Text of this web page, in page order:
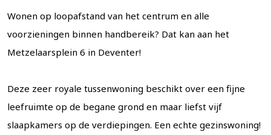
Wonen op loopafstand van het centrum en alle
voorzieningen binnen handbereik? Dat kan aan het
Metzelaarsplein 6 in Deventer!
Deze zeer royale tussenwoning beschikt over een fijne
leefruimte op de begane grond en maar liefst vijf
slaapkamers op de verdiepingen. Een echte gezinswoning!